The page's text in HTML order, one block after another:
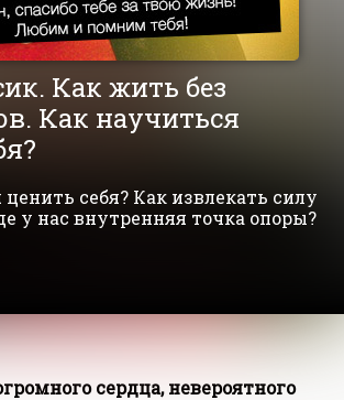
Как жить без
Как научиться
себя? Как извлекать силу
у нас внутренняя точка опоры?
сердца, невероятного